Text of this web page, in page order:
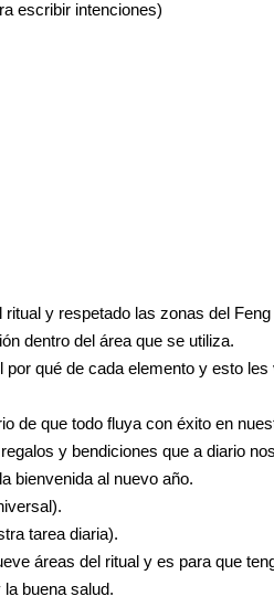
escribir intenciones)
y respetado las zonas del Feng
dentro del área que se utiliza.
qué de cada elemento y esto
de que todo fluya con éxito en
y bendiciones que a diario
bienvenida al nuevo año.
tarea diaria).
áreas del ritual y es para que
buena salud.